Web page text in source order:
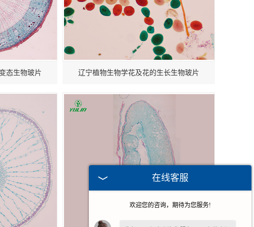
态生物玻片 辽宁植物生物学花及花的生长生物玻片
在线客服
欢迎您的咨询，期待为您服务!